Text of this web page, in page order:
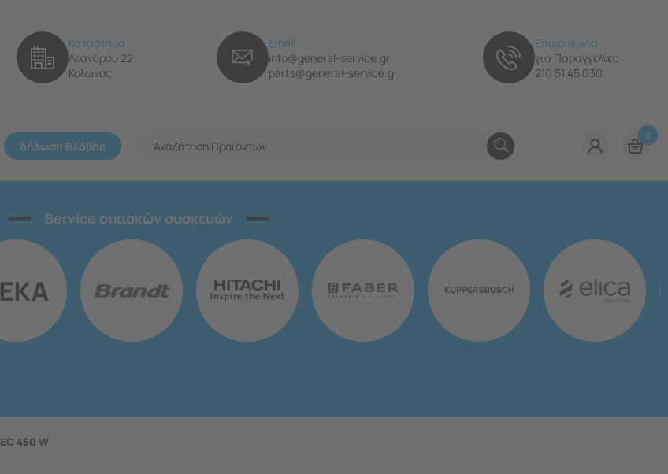
Κατάστημα
Λεάνδρου 22
Κολωνός
Email
info@general-service.gr
parts@general-service.gr
Επικοινωνία
για Παραγγελίες
210 51 45 030
Δήλωση Βλάβης
0
Service οικιακών συσκευών
EC 450 W